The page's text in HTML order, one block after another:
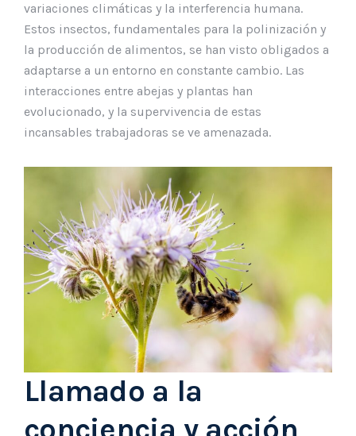
variaciones climáticas y la interferencia humana.
Estos insectos, fundamentales para la polinización y
la producción de alimentos, se han visto obligados a
adaptarse a un entorno en constante cambio. Las
interacciones entre abejas y plantas han
evolucionado, y la supervivencia de estas
incansables trabajadoras se ve amenazada.
Llamado a la